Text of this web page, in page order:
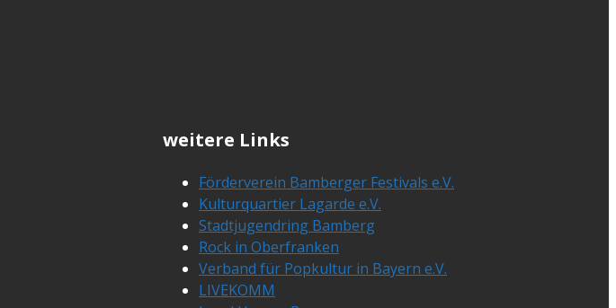
weitere Links
Förderverein Bamberger Festivals e.V.
Kulturquartier Lagarde e.V.
Stadtjugendring Bamberg
Rock in Oberfranken
Verband für Popkultur in Bayern e.V.
LIVEKOMM